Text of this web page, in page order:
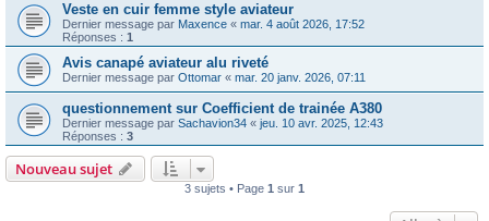
Veste en cuir femme style aviateur
Dernier message par Maxence « mar. 4 août 2026, 17:52
Réponses : 1
Avis canapé aviateur alu riveté
Dernier message par Ottomar « mar. 20 janv. 2026, 07:11
questionnement sur Coefficient de trainée A380
Dernier message par Sachavion34 « jeu. 10 avr. 2025, 12:43
Réponses : 3
Nouveau sujet
3 sujets • Page 1 sur 1